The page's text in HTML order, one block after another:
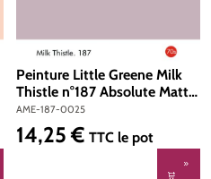
Peinture Little Greene Milk
Thistle n°187 Absolute Matt
Emulsion 250 ml
AME-187-0025
Prix régulier :
14,25 € TTC le pot